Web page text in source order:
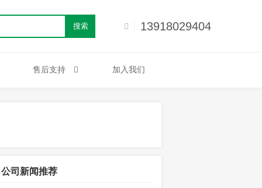
13918029404
搜索
售后支持 加入我们
公司新闻推荐